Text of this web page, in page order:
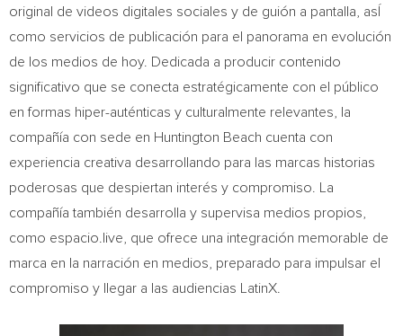
original de videos digitales sociales y de guión a pantalla, asÍ
como servicios de publicación para el panorama en evolución
de los medios de hoy. Dedicada a producir contenido
significativo que se conecta estratégicamente con el público
en formas hiper-auténticas y culturalmente relevantes, la
compañía con sede en Huntington Beach cuenta con
experiencia creativa desarrollando para las marcas historias
poderosas que despiertan interés y compromiso. La
compañía también desarrolla y supervisa medios propios,
como espacio.live, que ofrece una integración memorable de
marca en la narración en medios, preparado para impulsar el
compromiso y llegar a las audiencias LatinX.